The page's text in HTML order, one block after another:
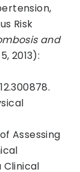
Risk
and
2013):
Assessing
Clinical